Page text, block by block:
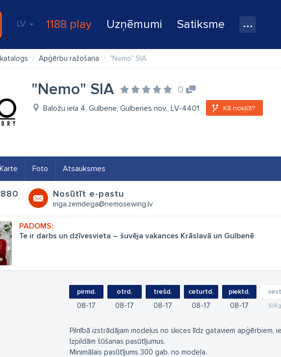
LV 1188 play Uzņēmumi Satiksme
Apģērbu ražošana "Nemo" SIA
"Nemo" SIA 0
Baložu iela 4, Gulbene, Gulbenes nov., LV-4401 Kā nokļūt?
Karte Foto Atsauksmes
Nosūtīt e-pastu
inga.zemdega@nemosewing.lv
Te ir darbs un dzīvesvieta – šuvēja vakances Krāslavā un Gulbenē
pirmd.
08 17
otrd.
08 17
trešd.
08 17
ceturtd.
08 17
piektd.
08 17
Pilnībā izstrādājam modeļus no skices līdz gataviem apģērbiem,
Izpildām šūšanas pasūtījumus.
Minimālais pasūtījums 300 gab. no modeļa.